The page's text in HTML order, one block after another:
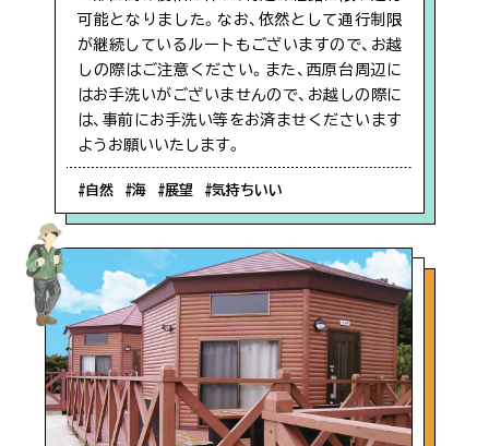
可能となりました。なお、依然として通行制限
が継続しているルートもございますので、お越
しの際はご注意ください。また、西原台周辺に
はお手洗いがございませんので、お越しの際に
は、事前にお手洗い等をお済ませくださいます
ようお願いいたします。
#自然 #海 #展望 #気持ちいい